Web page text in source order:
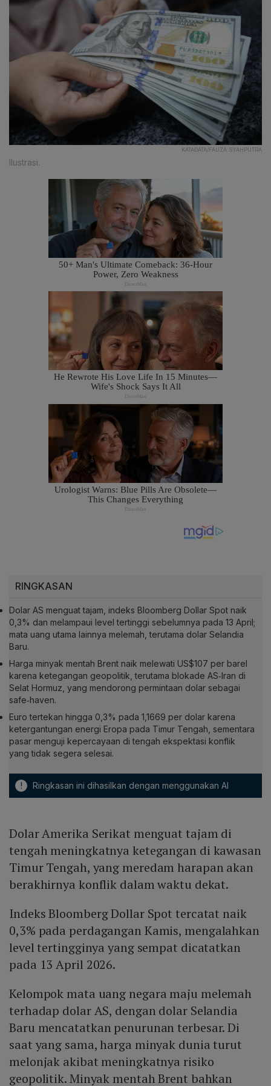
KATADATA/FAUZA SYAHPUTRA
Ilustrasi.
RINGKASAN
Dolar AS menguat tajam, indeks Bloomberg Dollar Spot naik
0,3% dan melampaui level tertinggi sebelumnya pada 13 April;
mata uang utama lainnya melemah, terutama dolar Selandia
Baru.
Harga minyak mentah Brent naik melewati US$107 per barel
karena ketegangan geopolitik, terutama blokade AS‑Iran di
Selat Hormuz, yang mendorong permintaan dolar sebagai
safe‑haven.
Euro tertekan hingga 0,3% pada 1,1669 per dolar karena
ketergantungan energi Eropa pada Timur Tengah, sementara
pasar menguji kepercayaan di tengah ekspektasi konflik
yang tidak segera selesai.
! Ringkasan ini dihasilkan dengan menggunakan AI
Dolar Amerika Serikat menguat tajam di
tengah meningkatnya ketegangan di kawasan
Timur Tengah, yang meredam harapan akan
berakhirnya konflik dalam waktu dekat.
Indeks Bloomberg Dollar Spot tercatat naik
0,3% pada perdagangan Kamis, mengalahkan
level tertingginya yang sempat dicatatkan
pada 13 April 2026.
Kelompok mata uang negara maju melemah
terhadap dolar AS, dengan dolar Selandia
Baru mencatatkan penurunan terbesar. Di
saat yang sama, harga minyak dunia turut
melonjak akibat meningkatnya risiko
geopolitik. Minyak mentah Brent bahkan